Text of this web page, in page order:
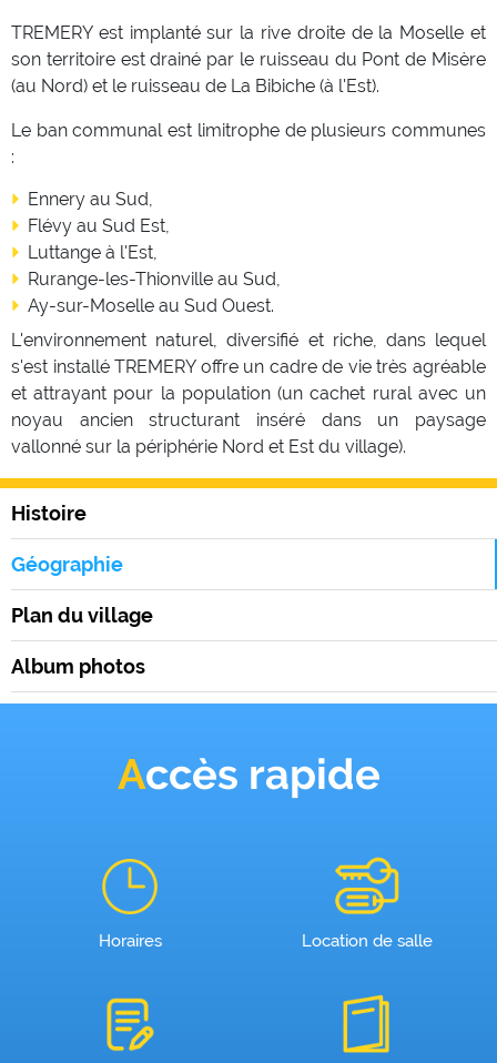
TREMERY est implanté sur la rive droite de la Moselle et
son territoire est drainé par le ruisseau du Pont de Misère
(au Nord) et le ruisseau de La Bibiche (à l'Est).
Le ban communal est limitrophe de plusieurs communes
:
Ennery au Sud,
Flévy au Sud Est,
Luttange à l'Est,
Rurange-les-Thionville au Sud,
Ay-sur-Moselle au Sud Ouest.
L'environnement naturel, diversifié et riche, dans lequel
s'est installé TREMERY offre un cadre de vie très agréable
et attrayant pour la population (un cachet rural avec un
noyau ancien structurant inséré dans un paysage
vallonné sur la périphérie Nord et Est du village).
Histoire
Géographie
Plan du village
Album photos
Accès rapide
Horaires Location de salle